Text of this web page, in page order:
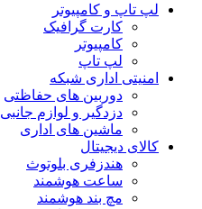
لپ تاپ و کامپیوتر
کارت گرافیک
کامپیوتر
لپ تاپ
امنیتی اداری شبکه
دوربین های حفاظتی
دزدگیر و لوازم جانبی
ماشین های اداری
کالای دیجیتال
هندزفری بلوتوث
ساعت هوشمند
مچ بند هوشمند